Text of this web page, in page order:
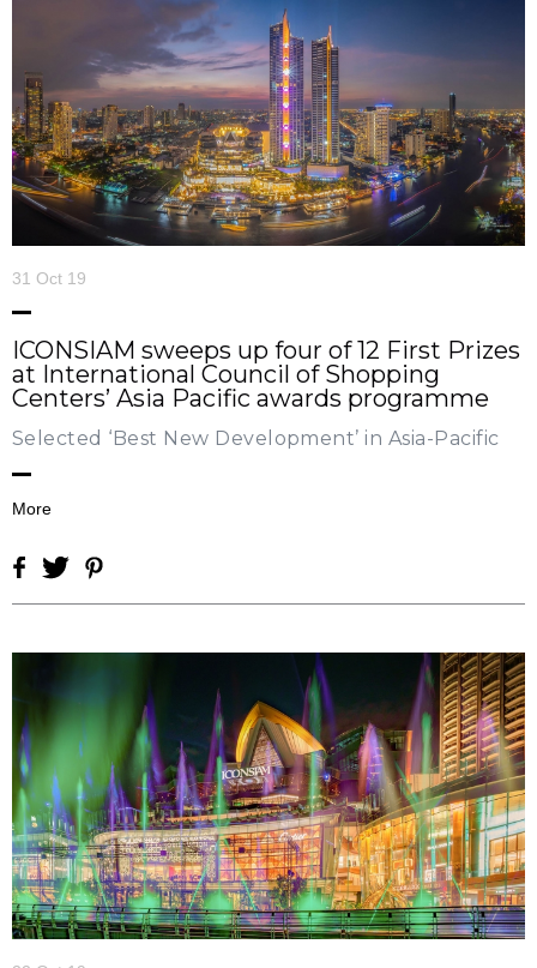
31 Oct 19
ICONSIAM sweeps up four of 12 First Prizes
at International Council of Shopping
Centers’ Asia Pacific awards programme
Selected ‘Best New Development’ in Asia-Pacific
More